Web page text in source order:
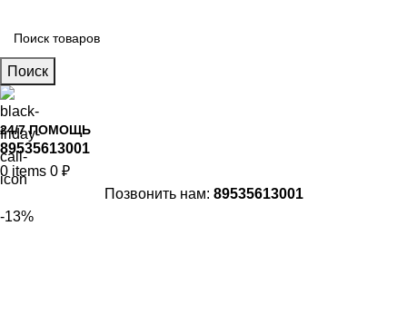
Поиск
24/7 ПОМОЩЬ
89535613001
0 items 0 ₽
Позвонить нам: 89535613001
-13%